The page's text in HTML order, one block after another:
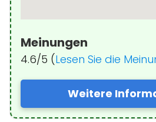
Meinungen
4.6/5 (Lesen Sie die
Weitere